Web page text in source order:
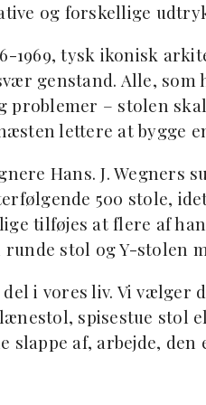
og forskellige
1969, tysk ikonisk
genstand. Alle, som
problemer – stolen
lettere at bygge
Hans. J. Wegners
500 stole,
tilføjes at flere af
stol og Y-stolen
i vores liv. Vi vælger
spisestue stol
slappe af, arbejde, den